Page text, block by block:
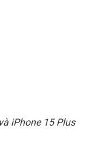
iPhone 15 Plus